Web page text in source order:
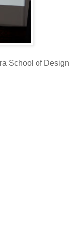
School of Design